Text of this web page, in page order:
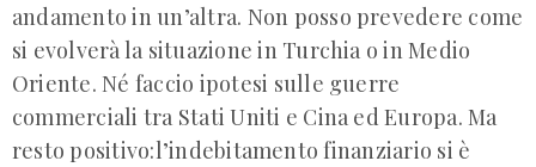
andamento in un’altra. Non posso prevedere come
si evolverà la situazione in Turchia o in Medio
Oriente. Né faccio ipotesi sulle guerre
commerciali tra Stati Uniti e Cina ed Europa. Ma
resto positivo:l’indebitamento finanziario si è